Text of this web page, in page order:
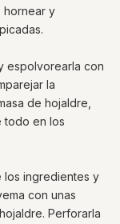
hornear y
espolvorearla con
la
de hojaldre,
todo en los
los ingredientes y
con unas
Perforarla